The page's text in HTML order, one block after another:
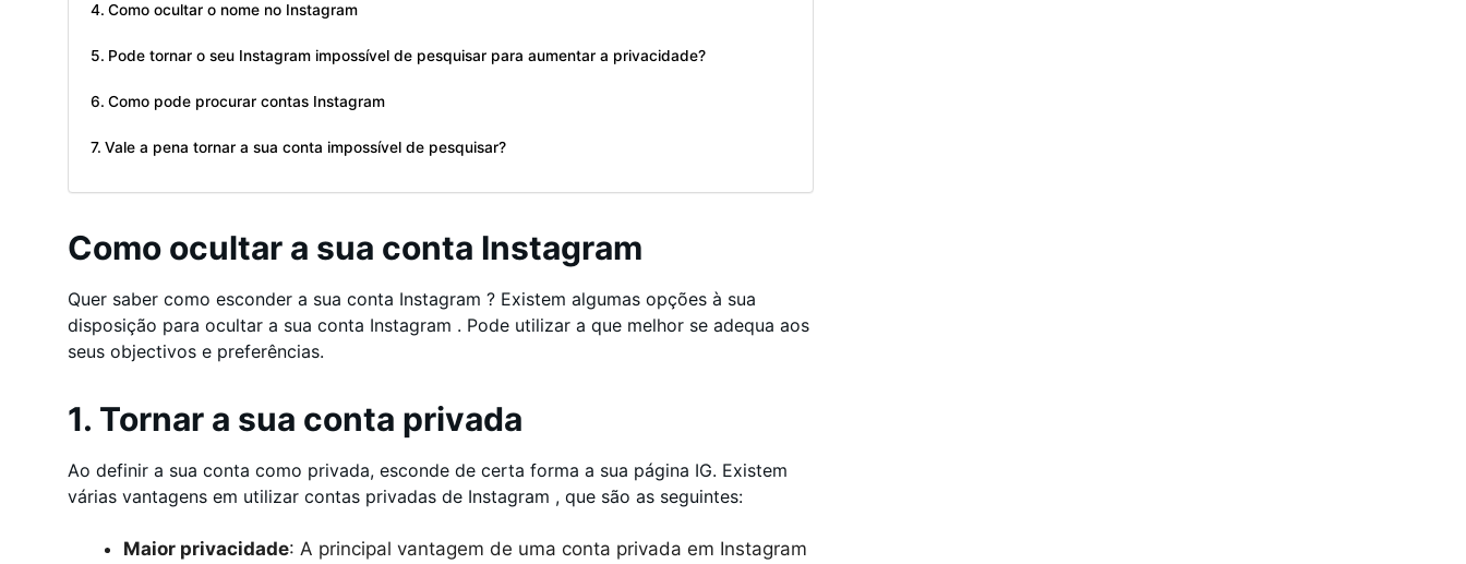
Como ocultar o nome no Instagram
Pode tornar o seu Instagram impossível de pesquisar para aumentar a privacidade?
Como pode procurar contas Instagram
Vale a pena tornar a sua conta impossível de pesquisar?
Como ocultar a sua conta Instagram
Quer saber como esconder a sua conta Instagram ? Existem algumas opções à sua
disposição para ocultar a sua conta Instagram . Pode utilizar a que melhor se adequa aos
seus objectivos e preferências.
1. Tornar a sua conta privada
Ao definir a sua conta como privada, esconde de certa forma a sua página IG. Existem
várias vantagens em utilizar contas privadas de Instagram , que são as seguintes:
Maior privacidade: A principal vantagem de uma conta privada em Instagram